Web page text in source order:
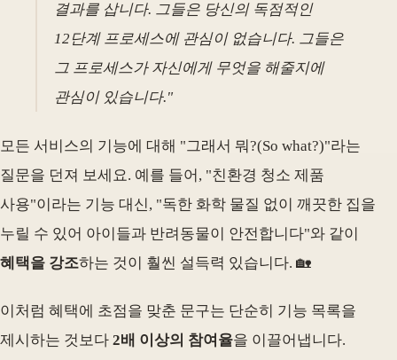
결과를 삽니다. 그들은 당신의 독점적인
12단계 프로세스에 관심이 없습니다. 그들은
그 프로세스가 자신에게 무엇을 해줄지에
관심이 있습니다."
모든 서비스의 기능에 대해 "그래서 뭐?(So what?)"라는
질문을 던져 보세요. 예를 들어, "친환경 청소 제품
사용"이라는 기능 대신, "독한 화학 물질 없이 깨끗한 집을
누릴 수 있어 아이들과 반려동물이 안전합니다"와 같이
혜택을 강조하는 것이 훨씬 설득력 있습니다. 🏡
이처럼 혜택에 초점을 맞춘 문구는 단순히 기능 목록을
제시하는 것보다 2배 이상의 참여율을 이끌어냅니다.